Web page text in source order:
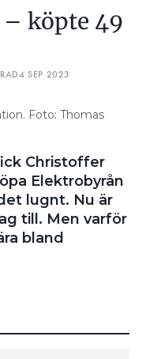
ÄR
i värdekedjan. Vi
som också
att ge råd om
av vår volym
krav vi ställer
utan även
goda
inköp
köpte 49
4 SEP 2023
Foto: Thomas
Christoffer
Elektrobyrån
lugnt. Nu är
till. Men varför
bland